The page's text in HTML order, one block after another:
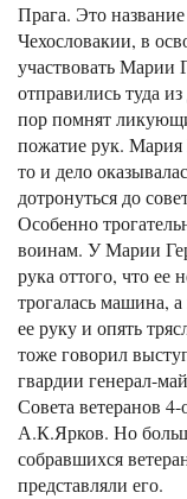
Прага. Это
Чехословакии, в
участвовать Марии
отправились туда
пор помнят
пожатие рук. Мария
то и дело
дотронуться до
Особенно
воинам. У Марии
рука оттого, что ее
трогалась машина,
ее руку и опять
тоже говорил
гвардии генерал-
Совета ветеранов
А.К.Ярков. Но
собравшихся
представляли его.